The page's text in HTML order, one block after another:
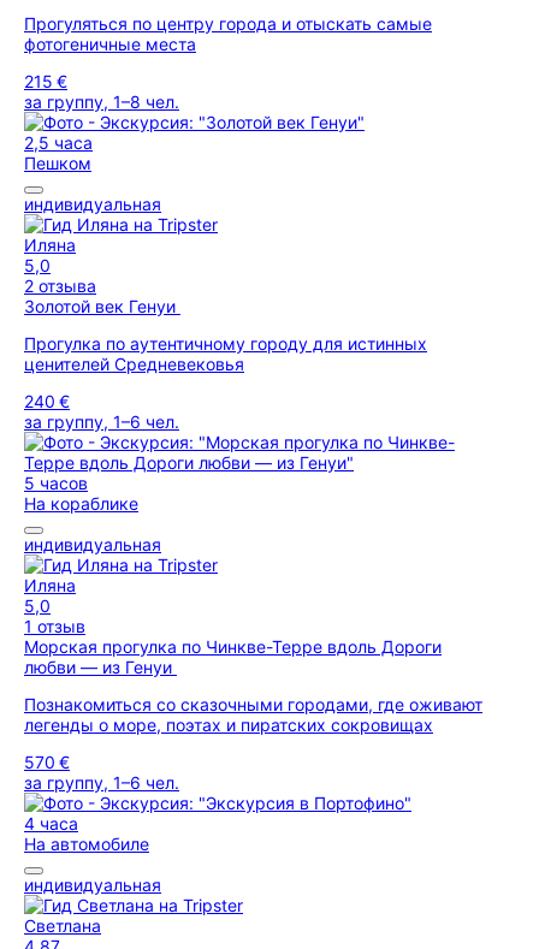
Прогуляться по центру города и отыскать самые
фотогеничные места
215 €
за группу, 1–8 чел.
2,5 часа
Пешком
индивидуальная
Иляна
5,0
2 отзыва
Золотой век Генуи
Прогулка по аутентичному городу для истинных
ценителей Средневековья
240 €
за группу, 1–6 чел.
5 часов
На кораблике
индивидуальная
Иляна
5,0
1 отзыв
Морская прогулка по Чинкве-Терре вдоль Дороги
любви — из Генуи
Познакомиться со сказочными городами, где оживают
легенды о море, поэтах и пиратских сокровищах
570 €
за группу, 1–6 чел.
4 часа
На автомобиле
индивидуальная
Светлана